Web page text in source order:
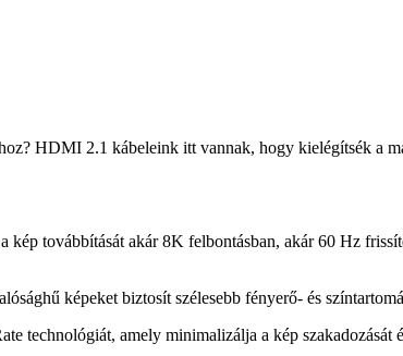
HDMI 2.1 kábeleink itt vannak, hogy kielégítsék a
továbbítását akár 8K felbontásban, akár 60 Hz
képeket biztosít szélesebb fényerő- és
technológiát, amely minimalizálja a kép szakadozását